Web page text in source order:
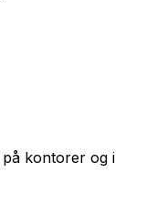
kontorer og i